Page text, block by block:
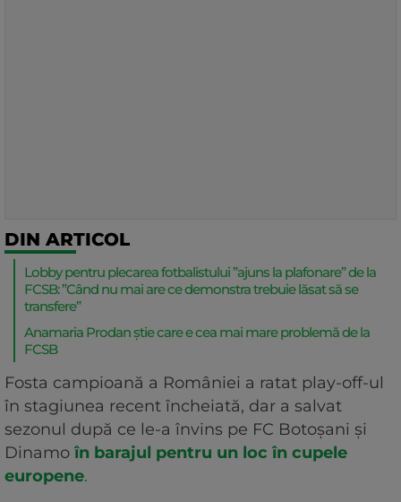
DIN ARTICOL
Lobby pentru plecarea fotbalistului ”ajuns la plafonare” de la
FCSB: ”Când nu mai are ce demonstra trebuie lăsat să se
transfere”
Anamaria Prodan știe care e cea mai mare problemă de la
FCSB
Fosta campioană a României a ratat play-off-ul
în stagiunea recent încheiată, dar a salvat
sezonul după ce le-a învins pe FC Botoșani și
Dinamo în barajul pentru un loc în cupele
europene.